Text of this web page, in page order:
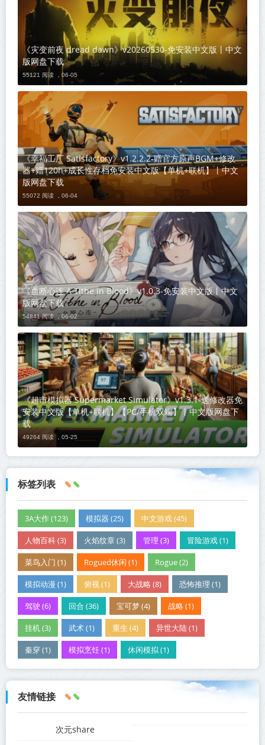
《灾变前夜 dread dawn》v20260530-免安装中文版丨中文
版网盘下载
55121 阅读 ， 06-05
《幸福工厂 Satisfactory》v1.2.2.2-赠官方原声BGM+修改
器+赠120h+成长性存档免安装中文版【单机+联机】丨中文
版网盘下载
55072 阅读 ， 06-04
《血断心连 A Tithe in Blood》v1.0.3-免安装中文版丨中文
版网盘下载
54841 阅读 ， 06-02
《超市模拟器 Supermarket Simulator》v1.3.1-送修改器免
安装中文版【单机+联机】【PC/手机双端】丨中文版网盘下
载
49264 阅读 ， 05-25
标签列表
3A大作 (123) 模拟器 (25) 中文游戏 (45)
人物百科 (3) 火焰纹章 (3) 管理 (3) 冒险游戏 (1)
菜鸟入门 (1) Rogued休闲 (1) Rogue (2)
模拟动漫 (1) 俯视 (1) 大战略 (8) 恐怖推理 (1)
驾驶 (6) 回合 (36) 宝可梦 (4) 战略 (1)
挂机 (3) 武术 (1) 重生 (4) 异世大陆 (1)
秦穿 (1) 模拟烹饪 (1) 休闲模拟 (1)
友情链接
次元share